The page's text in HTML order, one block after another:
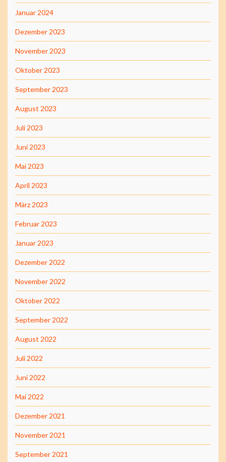
Januar 2024
Dezember 2023
November 2023
Oktober 2023
September 2023
August 2023
Juli 2023
Juni 2023
Mai 2023
April 2023
März 2023
Februar 2023
Januar 2023
Dezember 2022
November 2022
Oktober 2022
September 2022
August 2022
Juli 2022
Juni 2022
Mai 2022
Dezember 2021
November 2021
September 2021